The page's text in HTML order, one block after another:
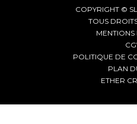
COPYRIGHT ©
TOUS
MENTIONS
POLITIQUE DE
PLAN
ETHER